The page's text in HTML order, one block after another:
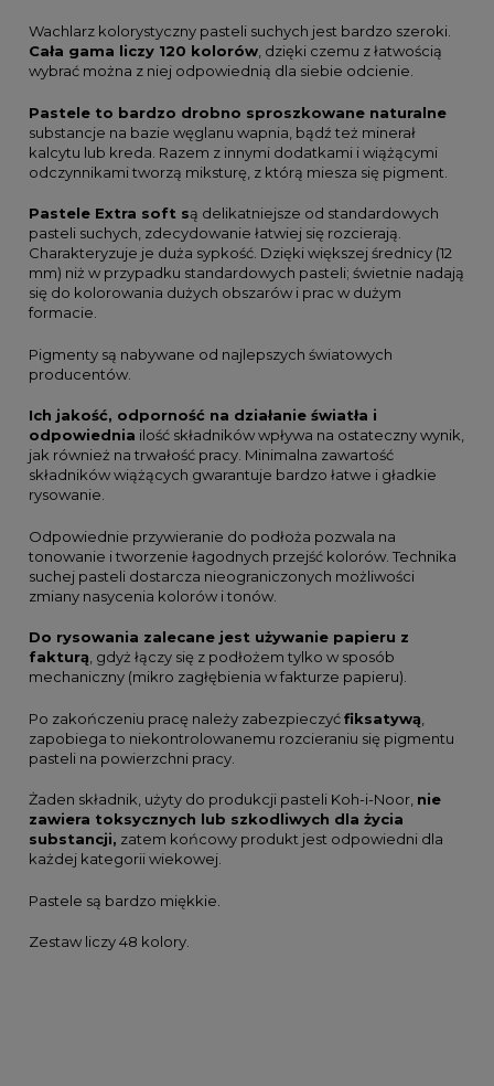
Wachlarz kolorystyczny pasteli suchych jest bardzo szeroki.
Cała gama liczy 120 kolorów, dzięki czemu z łatwością
wybrać można z niej odpowiednią dla siebie odcienie.
Pastele to bardzo drobno sproszkowane naturalne
substancje na bazie węglanu wapnia, bądź też minerał
kalcytu lub kreda. Razem z innymi dodatkami i wiążącymi
odczynnikami tworzą miksturę, z którą miesza się pigment.
Pastele Extra soft są delikatniejsze od standardowych
pasteli suchych, zdecydowanie łatwiej się rozcierają.
Charakteryzuje je duża sypkość. Dzięki większej średnicy (12
mm) niż w przypadku standardowych pasteli; świetnie nadają
się do kolorowania dużych obszarów i prac w dużym
formacie.
Pigmenty są nabywane od najlepszych światowych
producentów.
Ich jakość, odporność na działanie światła i
odpowiednia ilość składników wpływa na ostateczny wynik,
jak również na trwałość pracy. Minimalna zawartość
składników wiążących gwarantuje bardzo łatwe i gładkie
rysowanie.
Odpowiednie przywieranie do podłoża pozwala na
tonowanie i tworzenie łagodnych przejść kolorów. Technika
suchej pasteli dostarcza nieograniczonych możliwości
zmiany nasycenia kolorów i tonów.
Do rysowania zalecane jest używanie papieru z
fakturą, gdyż łączy się z podłożem tylko w sposób
mechaniczny (mikro zagłębienia w fakturze papieru).
Po zakończeniu pracę należy zabezpieczyćfiksatywą
zapobiega to niekontrolowanemu rozcieraniu się pigmentu
pasteli na powierzchni pracy.
Żaden składnik, użyty do produkcji pasteli Koh-i-Noor, nie
zawiera toksycznych lub szkodliwych dla życia
substancji, zatem końcowy produkt jest odpowiedni dla
każdej kategorii wiekowej.
Pastele są bardzo miękkie.
Zestaw liczy 48 kolory.